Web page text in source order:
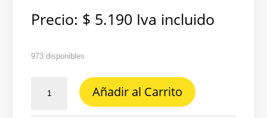
Precio: $ 5.190 Iva incluido
973 disponibles
EMT
Añadir al Carrito